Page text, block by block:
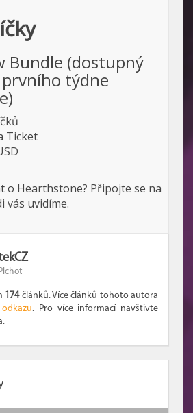
Bundle (dostupný
týdne
Ticket
o Hearthstone? Připojte se na
vás uvidíme.
174článků. Více článků tohoto autora
. Pro více informací navštivte